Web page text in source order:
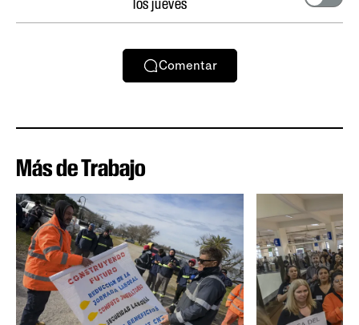
Comentar
Más de Trabajo